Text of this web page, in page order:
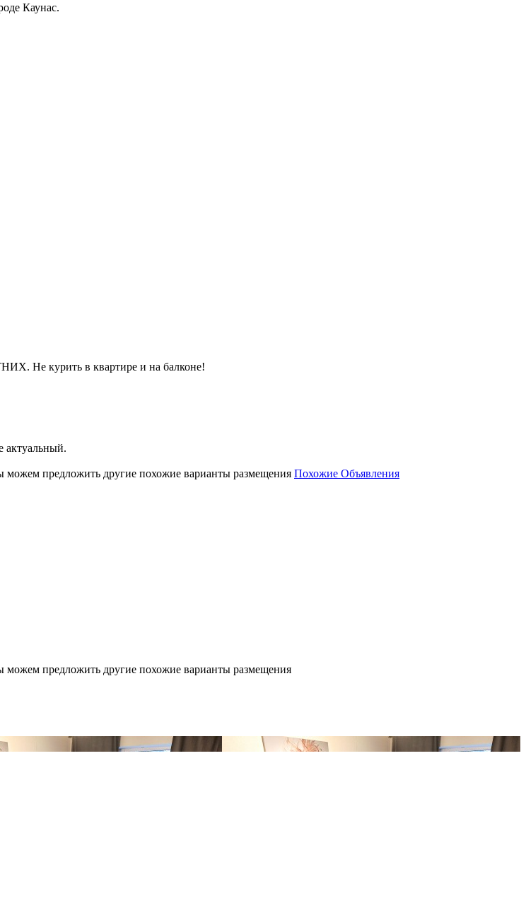
Каунас.
курить в квартире и на балконе!
актуальный.
предложить другие похожие варианты размещения Похожие Объявления
предложить другие похожие варианты размещения